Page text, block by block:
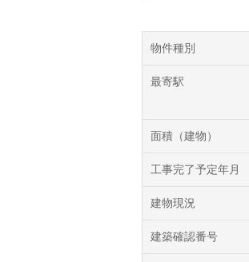
物件種別
最寄駅
面積（建物）
工事完了予定年月
建物現況
建築確認番号